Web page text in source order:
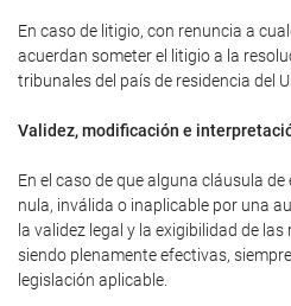
En caso de litigio, con renuncia a
acuerdan someter el litigio a la
tribunales del país de residencia del
Validez, modificación e
En el caso de que alguna cláusula
nula, inválida o inaplicable por una
la validez legal y la exigibilidad de
siendo plenamente efectivas,
legislación aplicable.